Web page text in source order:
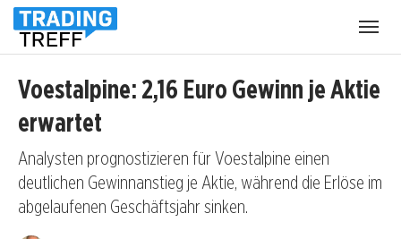
Voestalpine: 2,16 Euro Gewinn je Aktie
erwartet
Analysten prognostizieren für Voestalpine einen
deutlichen Gewinnanstieg je Aktie, während die Erlöse im
abgelaufenen Geschäftsjahr sinken.